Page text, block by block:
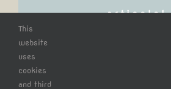
articolo!
This
website
uses
cookies
and third